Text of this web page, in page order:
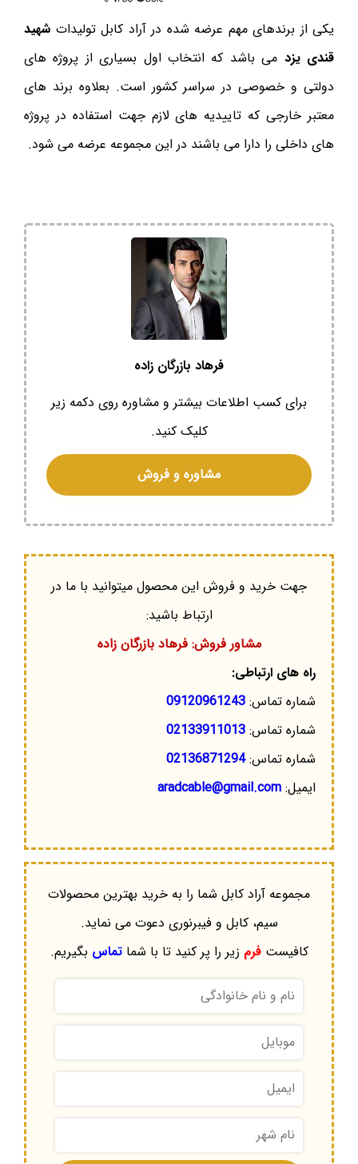
یکی از برندهای مهم عرضه شده در آراد کابل تولیدات شهید
قندی یزد می باشد که انتخاب اول بسیاری از پروژه های
دولتی و خصوصی در سراسر کشور است. بعلاوه برند های
معتبر خارجی که تاییدیه های لازم جهت استفاده در پروژه
های داخلی را دارا می باشند در این مجموعه عرضه می شود.
فرهاد بازرگان زاده
برای کسب اطلاعات بیشتر و مشاوره روی دکمه زیر
کلیک کنید.
مشاوره و فروش
جهت خرید و فروش این محصول میتوانید با ما در
ارتباط باشید:
مشاور فروش: فرهاد بازرگان زاده
راه های ارتباطی:
شماره تماس: 09120961243
شماره تماس: 02133911013
شماره تماس:02136871294
ایمیل: aradcable@gmail.com
مجموعه آراد کابل شما را به خرید بهترین محصولات
سیم، کابل و فیبرنوری دعوت می نماید.
کافیستفرم زیر را پر کنید تا با شماتماس بگیریم.